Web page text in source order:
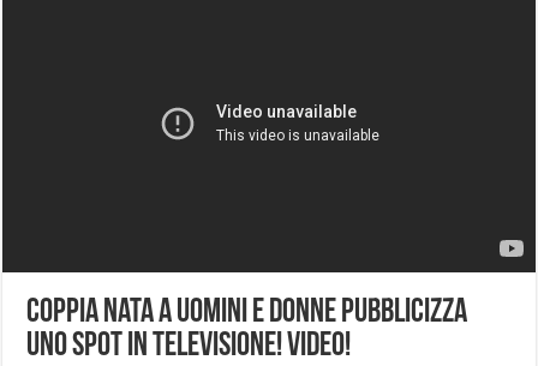
Coppia nata a Uomini e Donne pubblicizza
uno spot in televisione! Video!